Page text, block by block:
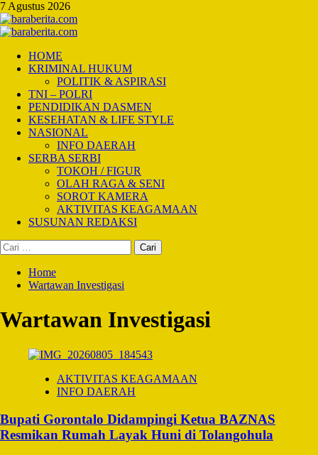
Skip
to
content
7 Agustus 2026
Primary
HOME
KRIMINAL HUKUM
POLITIK & ASPIRASI
TNI – POLRI
PENDIDIKAN DASMEN
KESEHATAN & LIFE STYLE
NASIONAL
INFO DAERAH
SERBA SERBI
TOKOH / FIGUR
OLAH RAGA & SENI
SOROT KAMERA
AKTIVITAS KEAGAMAAN
SUSUNAN REDAKSI
Cari
untuk:
Home
Wartawan Investigasi
Wartawan Investigasi
AKTIVITAS KEAGAMAAN
INFO DAERAH
Bupati Gorontalo Didampingi Ketua BAZNAS
Resmikan Rumah Layak Huni di Tolangohula